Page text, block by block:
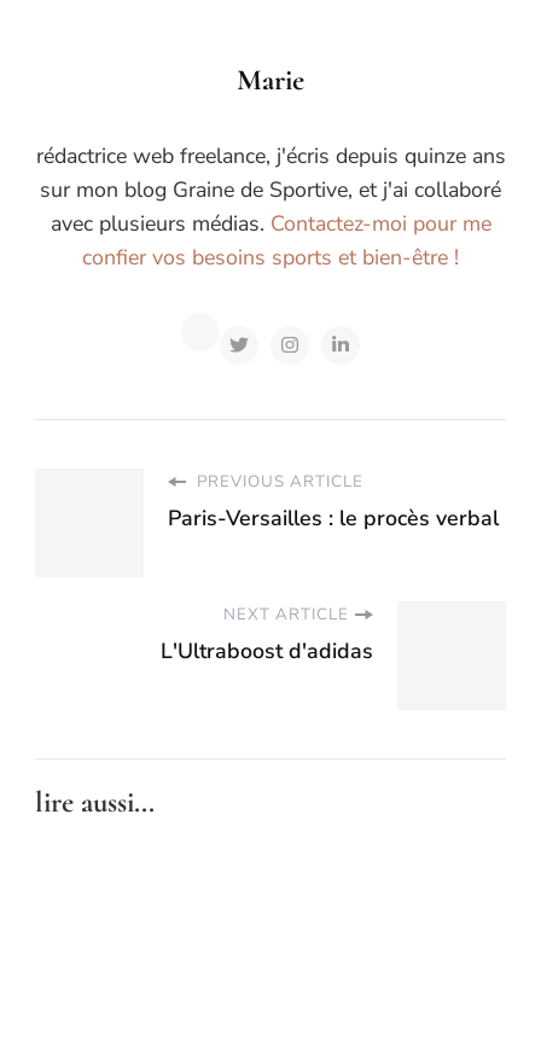
Marie
rédactrice web freelance, j'écris depuis quinze ans
sur mon blog Graine de Sportive, et j'ai collaboré
avec plusieurs médias. Contactez-moi pour me
confier vos besoins sports et bien-être !
PREVIOUS ARTICLE
Paris-Versailles : le procès verbal
NEXT ARTICLE
L'Ultraboost d'adidas
lire aussi...